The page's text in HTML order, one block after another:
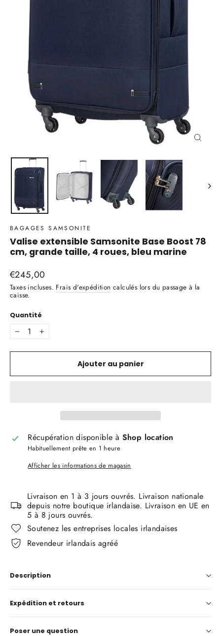
BAGAGES SAMSONITE
Valise extensible Samsonite Base Boost 78
cm, grande taille, 4 roues, bleu marine
Prix
régulier
€245,00
Taxes incluses. Frais d'expédition calculés lors du passage à la
caisse.
Quantité
− +
Ajouter au panier
Récupération disponible à Shop location
Habituellement prête en 1 heure
Afficher les informations de magasin
Livraison en 1 à 3 jours ouvrés. Livraison nationale
depuis notre boutique irlandaise. Livraison en UE en
5 à 8 jours ouvrés.
Soutenez les entreprises locales irlandaises
Revendeur irlandais agréé
Description
Expédition et retours
Poser une question